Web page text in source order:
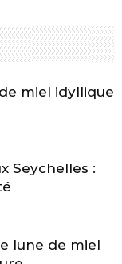
miel idyllique
Seychelles :
lune de miel